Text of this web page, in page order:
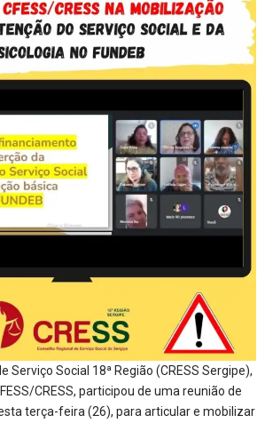
Serviço Social 18ª Região (CRESS Sergipe),
CRESS, participou de uma reunião de
terça-feira (26), para articular e mobilizar